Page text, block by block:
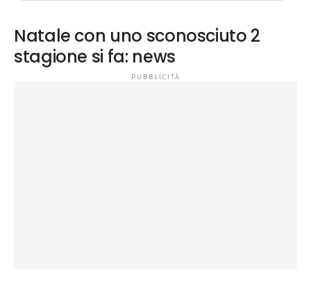
Natale con uno sconosciuto 2
stagione si fa: news